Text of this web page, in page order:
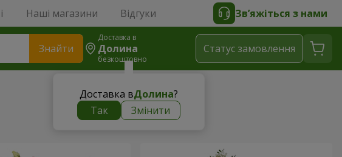
Наші магазини Відгуки Зв’яжіться з нами
Знайти
Доставка в
Долина
безкоштовно
Доставка вДолина?
Так
Змінити
Статус замовлення